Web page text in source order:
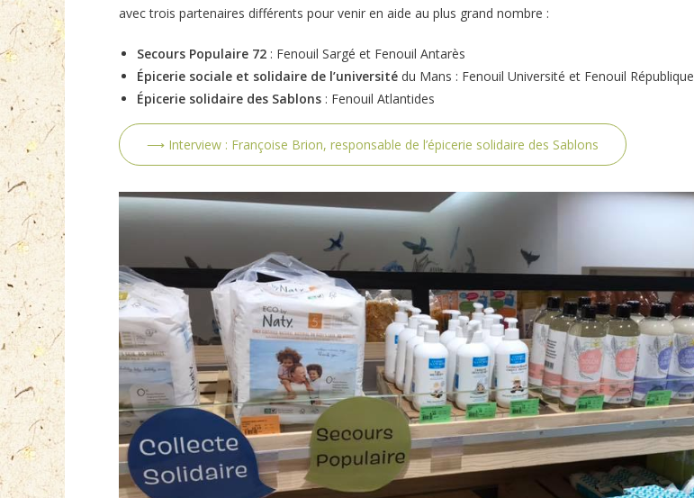
avec trois partenaires différents pour venir en aide au plus grand nombre :
Secours Populaire 72 : Fenouil Sargé et Fenouil Antarès
Épicerie sociale et solidaire de l’université du Mans : Fenouil Université et Fenouil République
Épicerie solidaire des Sablons : Fenouil Atlantides
⟶ Interview : Françoise Brion, responsable de l’épicerie solidaire des Sablons